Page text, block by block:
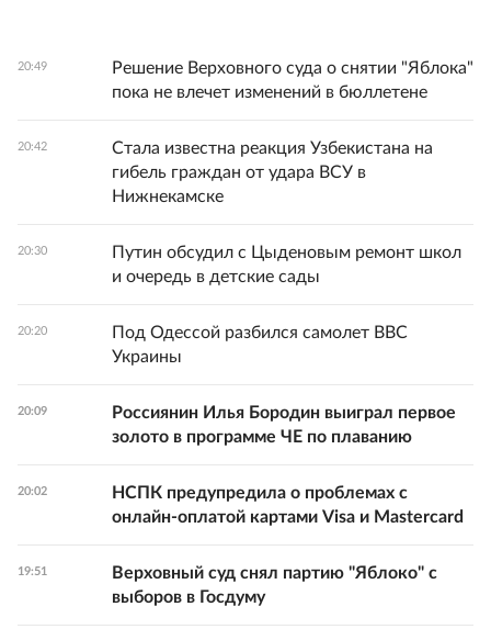
20:49
Решение Верховного суда о снятии "Яблока"
пока не влечет изменений в бюллетене
20:42
Стала известна реакция Узбекистана на
гибель граждан от удара ВСУ в
Нижнекамске
20:30
Путин обсудил с Цыденовым ремонт школ
и очередь в детские сады
20:20
Под Одессой разбился самолет ВВС
Украины
20:09
Россиянин Илья Бородин выиграл первое
золото в программе ЧЕ по плаванию
20:02
НСПК предупредила о проблемах с
онлайн-оплатой картами Visa и Mastercard
19:51
Верховный суд снял партию "Яблоко" с
выборов в Госдуму